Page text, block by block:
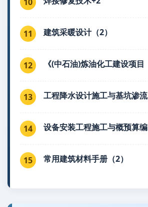
11 建筑采暖设计（2）
12 《(中石油)炼油化工建设项目
13 工程降水设计施工与基坑渗流
14 设备安装工程施工与概预算编
15 常用建筑材料手册（2）